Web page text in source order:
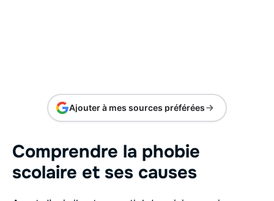
Ajouter à mes sources préférées
Comprendre la phobie
scolaire et ses causes